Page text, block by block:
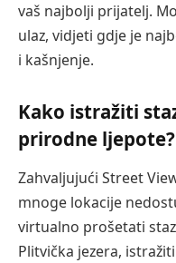
vaš najbolji prijatelj.
ulaz, vidjeti gdje je
i kašnjenje.
Kako istražiti
prirodne ljepote?
Zahvaljujući Street
mnoge lokacije
virtualno prošetati
Plitvička jezera,